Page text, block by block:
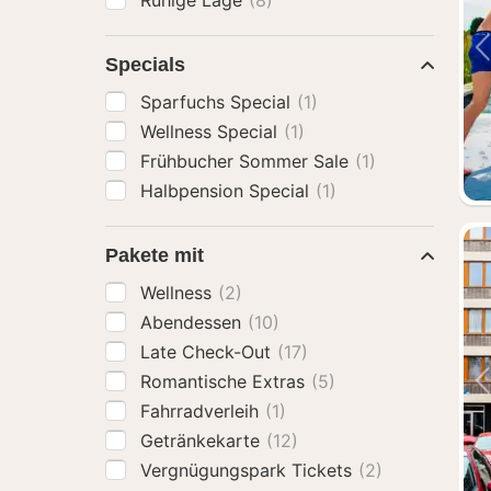
Specials
Sparfuchs Special (1)
Wellness Special (1)
Frühbucher Sommer Sale (1)
Halbpension Special (1)
Pakete mit
Wellness (2)
Abendessen (10)
Late Check-Out (17)
Romantische Extras (5)
Fahrradverleih (1)
Getränkekarte (12)
Vergnügungspark Tickets (2)